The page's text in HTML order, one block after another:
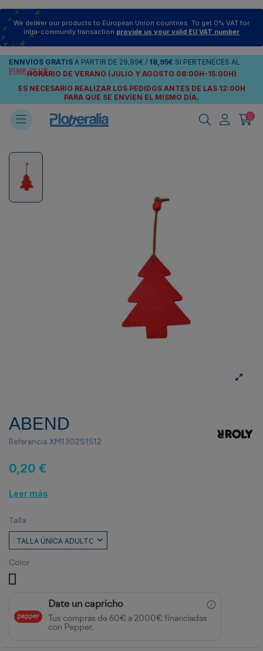
We deliver our products to European Union countries. To get 0% VAT for
intra-community transaction provide us your valid EU VAT number
ENNVÍOS GRATIS A PARTIR DE 29,99€ / 18,95€ SI PERTENECES AL
PINK CLUB
HORARIO DE VERANO (JULIO Y AGOSTO 08:00H-15:00H)
ES NECESARIO REALIZAR LOS PEDIDOS ANTES DE LAS 12:00H
PARA QUE SE ENVÍEN EL MISMO DÍA.
0
ABEND
Referencia XM1302S1512
0,20 €
Leer más
Talla
Color
Date un capricho
Tus compras de 60€ a 2000€ financiadas
con Pepper.